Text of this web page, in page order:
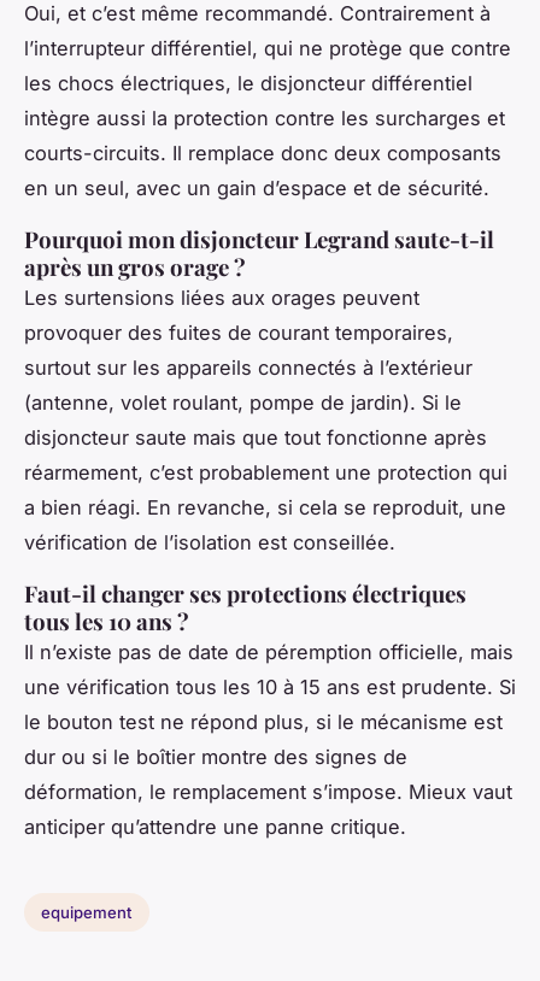
Oui, et c’est même recommandé. Contrairement à
l’interrupteur différentiel, qui ne protège que contre
les chocs électriques, le disjoncteur différentiel
intègre aussi la protection contre les surcharges et
courts-circuits. Il remplace donc deux composants
en un seul, avec un gain d’espace et de sécurité.
Pourquoi mon disjoncteur Legrand saute-t-il
après un gros orage ?
Les surtensions liées aux orages peuvent
provoquer des fuites de courant temporaires,
surtout sur les appareils connectés à l’extérieur
(antenne, volet roulant, pompe de jardin). Si le
disjoncteur saute mais que tout fonctionne après
réarmement, c’est probablement une protection qui
a bien réagi. En revanche, si cela se reproduit, une
vérification de l’isolation est conseillée.
Faut-il changer ses protections électriques
tous les 10 ans ?
Il n’existe pas de date de péremption officielle, mais
une vérification tous les 10 à 15 ans est prudente. Si
le bouton test ne répond plus, si le mécanisme est
dur ou si le boîtier montre des signes de
déformation, le remplacement s’impose. Mieux vaut
anticiper qu’attendre une panne critique.
equipement